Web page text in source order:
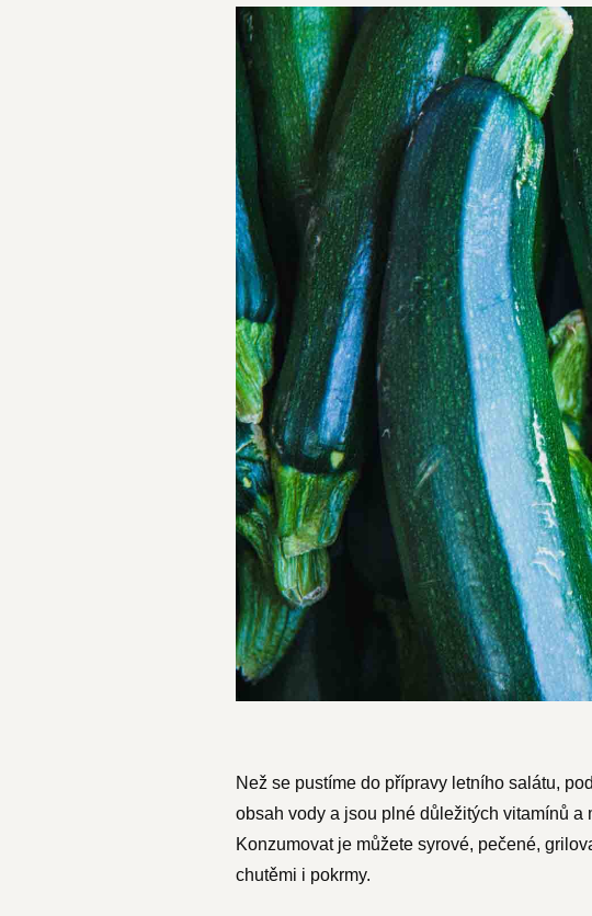
Než se pustíme do přípravy letního salátu,
obsah vody a jsou plné důležitých vitamínů
Konzumovat je můžete syrové, pečené,
chutěmi i pokrmy.